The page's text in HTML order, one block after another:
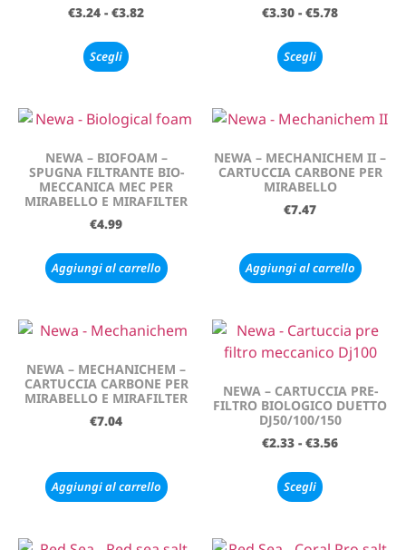
€3.24 - €3.82
Scegli
€3.30 - €5.78
Scegli
NEWA – BIOFOAM –
SPUGNA FILTRANTE BIO-
MECCANICA MEC PER
MIRABELLO E MIRAFILTER
€4.99
Aggiungi al carrello
NEWA – MECHANICHEM II –
CARTUCCIA CARBONE PER
MIRABELLO
€7.47
Aggiungi al carrello
NEWA – MECHANICHEM –
CARTUCCIA CARBONE PER
MIRABELLO E MIRAFILTER
€7.04
Aggiungi al carrello
NEWA – CARTUCCIA PRE-
FILTRO BIOLOGICO DUETTO
DJ50/100/150
€2.33 - €3.56
Scegli